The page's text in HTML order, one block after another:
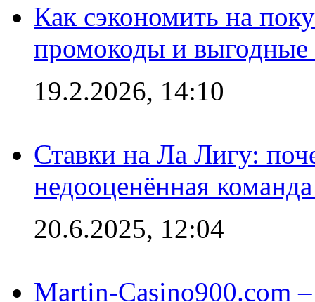
Как сэкономить на
промокоды и выгодные
19.2.2026, 14:10
Ставки на Ла Лигу:
недооценённая
20.6.2025, 12:04
Martin-Casino900.com